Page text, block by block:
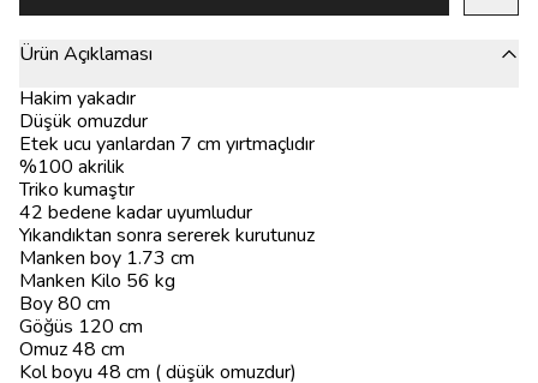
Ürün Açıklaması
Hakim yakadır
Düşük omuzdur
Etek ucu yanlardan 7 cm yırtmaçlıdır
%100 akrilik
Triko kumaştır
42 bedene kadar uyumludur
Yıkandıktan sonra sererek kurutunuz
Manken boy 1.73 cm
Manken Kilo 56 kg
Boy 80 cm
Göğüs 120 cm
Omuz 48 cm
Kol boyu 48 cm ( düşük omuzdur)